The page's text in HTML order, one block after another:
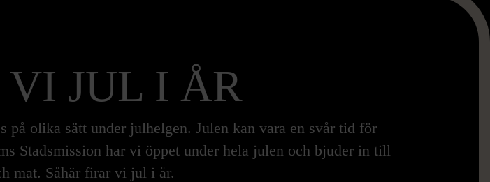
VI JUL I ÅR
olika sätt under julhelgen. Julen kan vara en svår tid för
Stadsmission har vi öppet under hela julen och bjuder in till
mat. Såhär firar vi jul i år.